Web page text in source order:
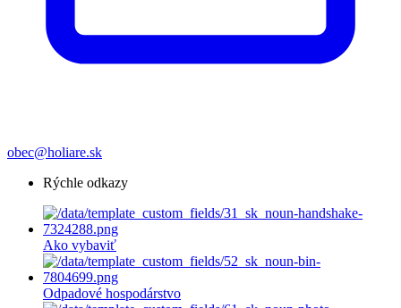
obec@holiare.sk
Rýchle odkazy
Ako vybaviť
Odpadové hospodárstvo